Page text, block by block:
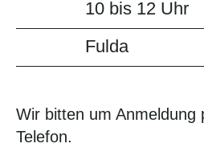
10 bis 12 Uhr
Fulda
Wir bitten um Anmeldung
Telefon.